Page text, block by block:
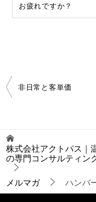
お疲れですか？
投
稿
ゲ
ー
シ
ョ
ン
非日常と客単価
株式会社アクトパス｜
の専門コンサルティン
メルマガ ハンバ